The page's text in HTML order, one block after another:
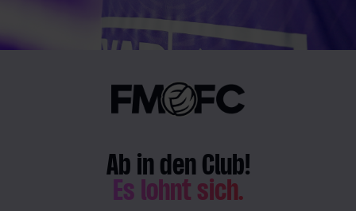
Ab in den Club!
Es lohnt sich.